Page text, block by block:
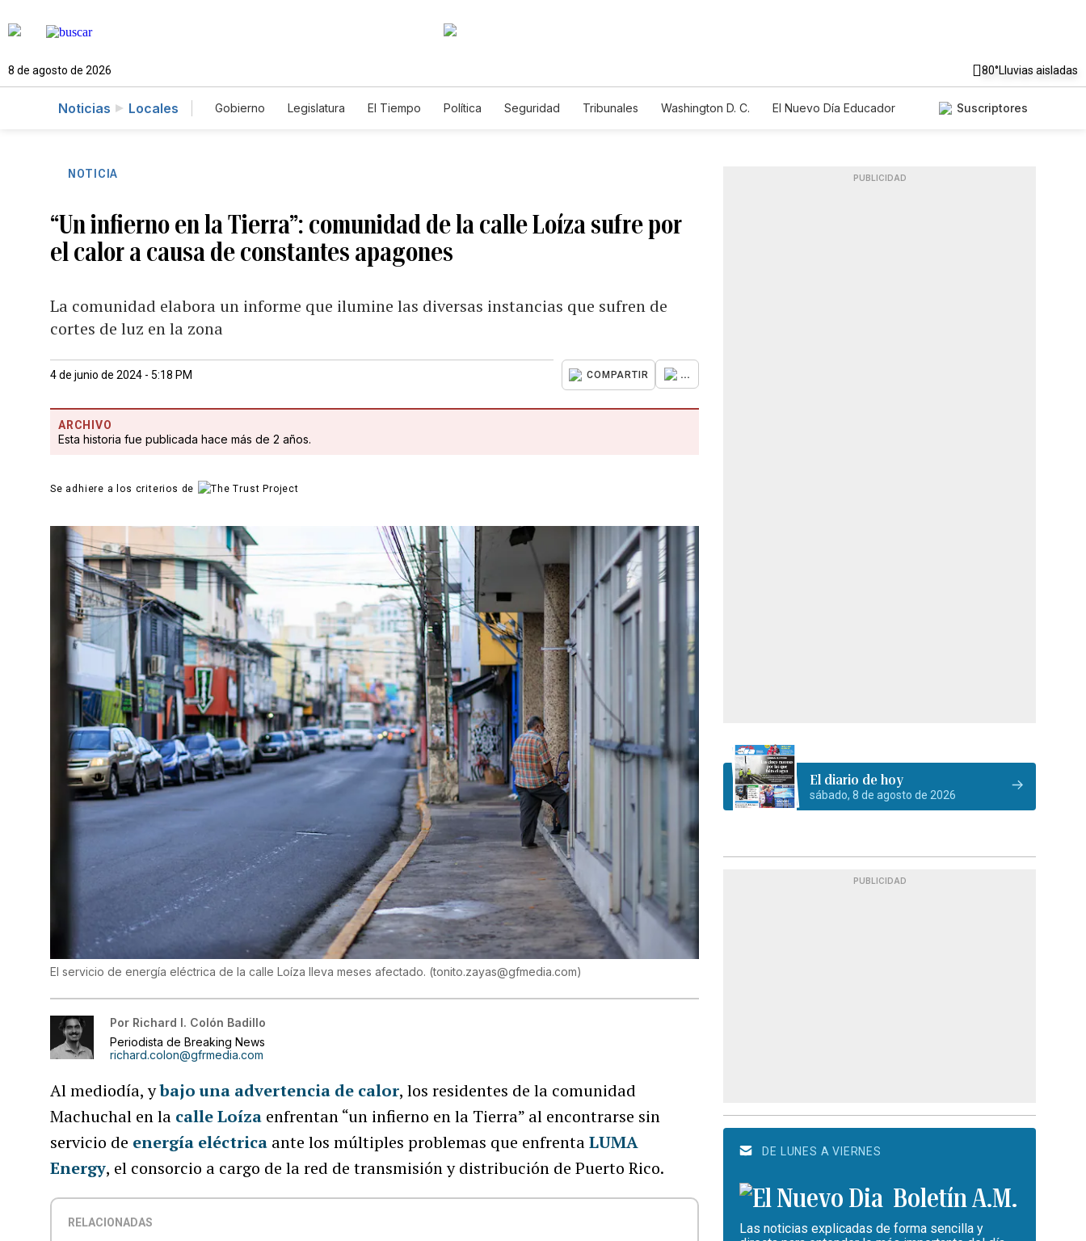
8 de agosto de 2026 80°Lluvias aisladas
Noticias Locales Gobierno Legislatura El Tiempo Política Seguridad Tribunales Washington D. C.
El Nuevo Día Educador
Suscriptores
NOTICIA
“Un infierno en la Tierra”: comunidad de la calle Loíza sufre por
el calor a causa de constantes apagones
La comunidad elabora un informe que ilumine las diversas instancias que sufren de
cortes de luz en la zona
4 de junio de 2024 - 5:18 PM COMPARTIR ...
ARCHIVO
Esta historia fue publicada hace más de 2 años.
Se adhiere a los criterios de
El servicio de energía eléctrica de la calle Loíza lleva meses afectado. (tonito.zayas@gfmedia.com)
Por Richard I. Colón Badillo
Periodista de Breaking News
richard.colon@gfrmedia.com
Al mediodía, ybajo una advertencia de calor, los residentes de la comunidad
Machuchal en la calle Loíza enfrentan “un infierno en la Tierra” al encontrarse sin
servicio de energía eléctrica ante los múltiples problemas que enfrentaLUMA
Energy, el consorcio a cargo de la red de transmisión y distribución de Puerto Rico.
RELACIONADAS
PUBLICIDAD
El diario de hoy
sábado, 8 de agosto de 2026
PUBLICIDAD
DE LUNES A VIERNES
Boletín A.M.
Las noticias explicadas de forma sencilla y